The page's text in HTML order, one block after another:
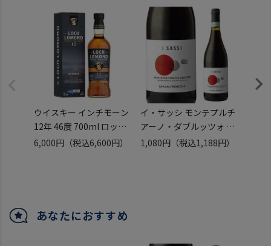
ウイスキー インチモーン
12年 46度 700ml ロッホ
ローモンド 蒸留所 スコッ
whisky
6,000円 （税込6,600円）
イ・サッシ モンテプルチ
アーノ・ダブルッツォ イ
タリア 赤ワイン 750ml
1,080円 （税込1,188円）
あなたにおすすめ